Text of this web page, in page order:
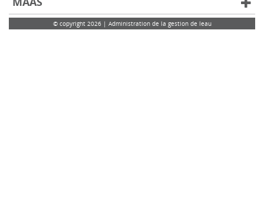
© copyright 2026 | Administration de la gestion de leau